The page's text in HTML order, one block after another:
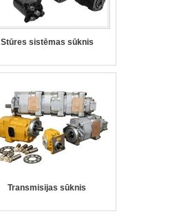
Stūres sistēmas sūknis
Transmisijas sūknis